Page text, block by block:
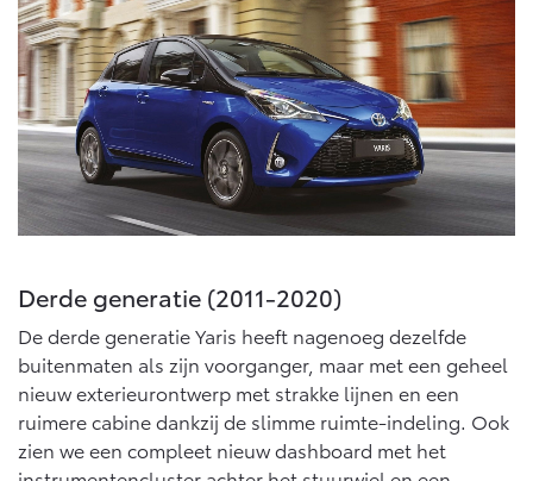
Land Cruiser (excl. BTW)
Vanaf € 89.986,-
Derde generatie (2011-2020)
De derde generatie Yaris heeft nagenoeg dezelfde
buitenmaten als zijn voorganger, maar met een geheel
nieuw exterieurontwerp met strakke lijnen en een
ruimere cabine dankzij de slimme ruimte-indeling. Ook
zien we een compleet nieuw dashboard met het